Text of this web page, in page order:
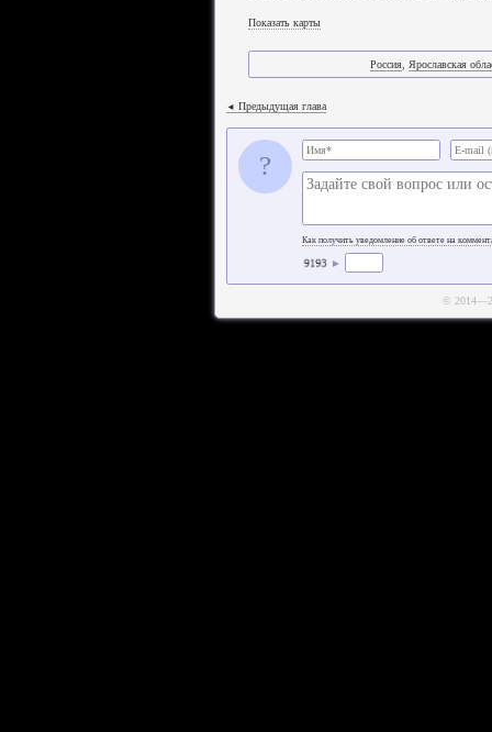
Показать карты
Россия Ярославская
◄ Предыдущая глава
?
Как получить уведомление об ответе на
►
© 2014—